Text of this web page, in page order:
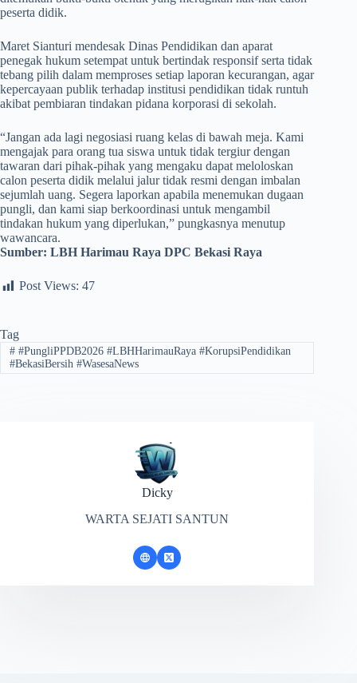
peserta didik.
​Maret Sianturi mendesak Dinas Pendidikan dan aparat
penegak hukum setempat untuk bertindak responsif serta tidak
tebang pilih dalam memproses setiap laporan kecurangan, agar
kepercayaan publik terhadap institusi pendidikan tidak runtuh
akibat pembiaran tindakan pidana korporasi di sekolah.
​“Jangan ada lagi negosiasi ruang kelas di bawah meja. Kami
mengajak para orang tua siswa untuk tidak tergiur dengan
tawaran dari pihak-pihak yang mengaku dapat meloloskan
calon peserta didik melalui jalur tidak resmi dengan imbalan
sejumlah uang. Segera laporkan apabila menemukan dugaan
pungli, dan kami siap berkoordinasi untuk mengambil
tindakan hukum yang diperlukan,” pungkasnya menutup
wawancara.
Sumber: LBH Harimau Raya DPC Bekasi Raya
Post Views: 47
Tag
##PungliPPDB2026 #LBHHarimauRaya #KorupsiPendidikan
#BekasiBersih #WasesaNews
Dicky
WARTA SEJATI SANTUN